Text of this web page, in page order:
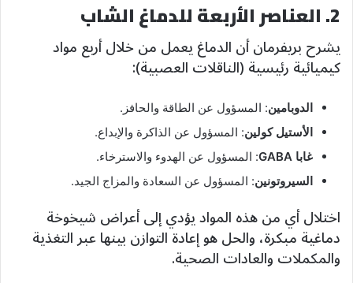
2. العناصر الأربعة للدماغ الشاب
يشرح بريفرمان أن الدماغ يعمل من خلال أربع مواد
كيميائية رئيسية (الناقلات العصبية):
الدوبامين: المسؤول عن الطاقة والحافز.
الأستيل كولين: المسؤول عن الذاكرة والإبداع.
غابا GABA
: المسؤول عن الهدوء والاسترخاء.
السيروتونين: المسؤول عن السعادة والمزاج الجيد.
اختلال أي من هذه المواد يؤدي إلى أعراض شيخوخة
دماغية مبكرة، والحل هو إعادة التوازن بينها عبر التغذية
والمكملات والعادات الصحية.